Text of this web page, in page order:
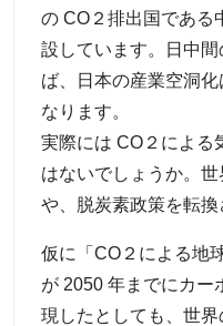
の CO２排出国である
設しています。日中
ば、日本の産業空洞
なります。
実際には CO２による
はないでしょうか。
や、脱炭素政策を転換
仮に「CO２による地
が 2050 年までにカー
現したとしても、世